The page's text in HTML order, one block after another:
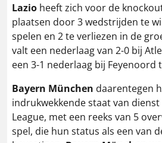
Lazio heeft zich voor de
plaatsen door 3 wedstrijden te
spelen en 2 te verliezen in de
valt een nederlaag van 2-0 bij
een 3-1 nederlaag bij Feyenoord
Bayern München daarentegen
indrukwekkende staat van
League, met een reeks van 5
spel, die hun status als een van